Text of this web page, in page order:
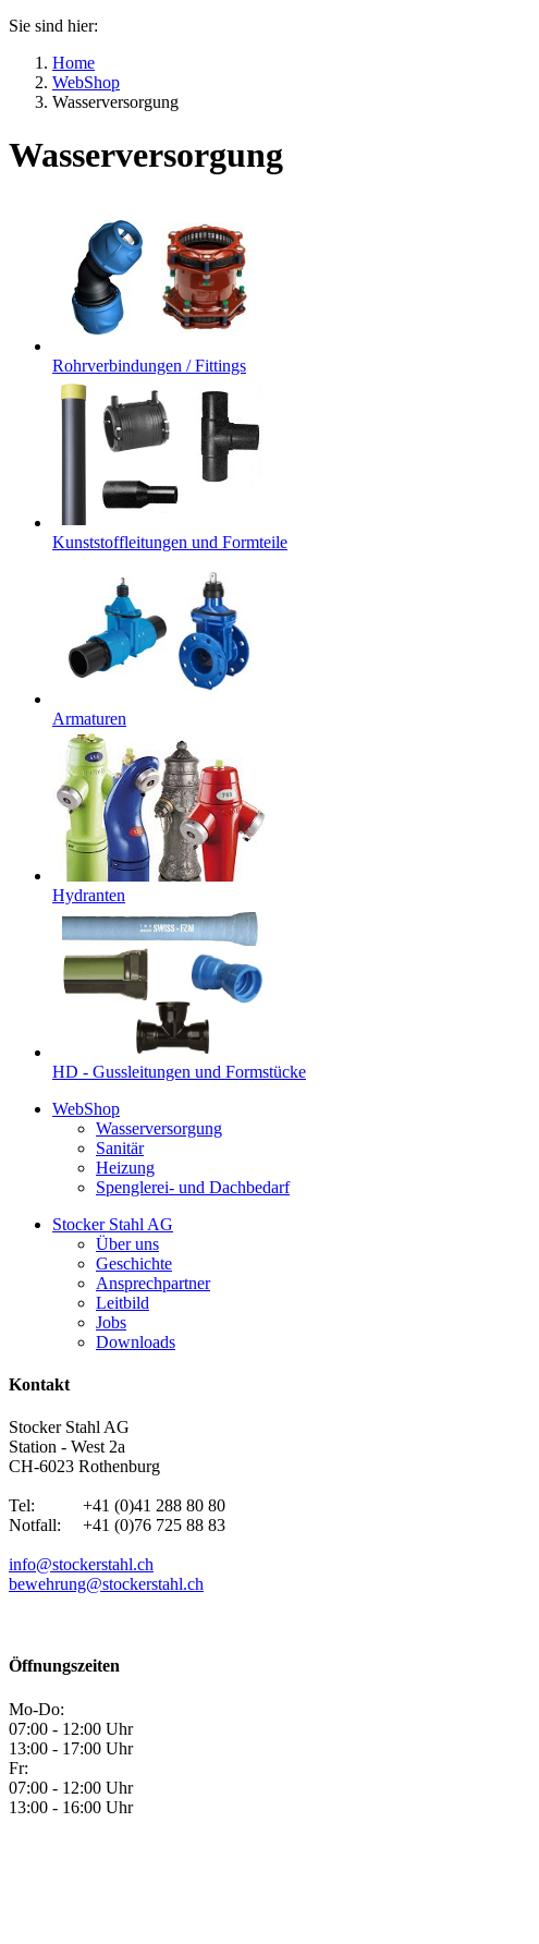
Sie sind hier:
Home
WebShop
Wasserversorgung
Wasserversorgung
Rohrverbindungen / Fittings
Kunststoffleitungen und Formteile
Armaturen
Hydranten
HD - Gussleitungen und Formstücke
WebShop
Wasserversorgung
Sanitär
Heizung
Spenglerei- und Dachbedarf
Stocker Stahl AG
Über uns
Geschichte
Ansprechpartner
Leitbild
Jobs
Downloads
Kontakt
Stocker Stahl AG
Station - West 2a
CH-6023 Rothenburg
Tel: +41 (0)41 288 80 80
Notfall: +41 (0)76 725 88 83
info@stockerstahl.ch
bewehrung@stockerstahl.ch
Öffnungszeiten
Mo-Do:
07:00 - 12:00 Uhr
13:00 - 17:00 Uhr
Fr:
07:00 - 12:00 Uhr
13:00 - 16:00 Uhr